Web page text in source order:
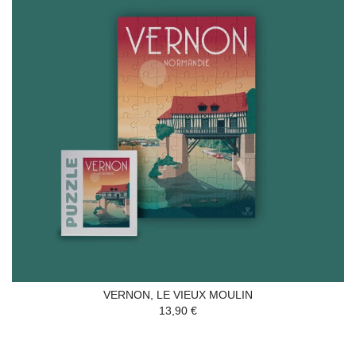
VERNON, LE VIEUX MOULIN
13,90 €